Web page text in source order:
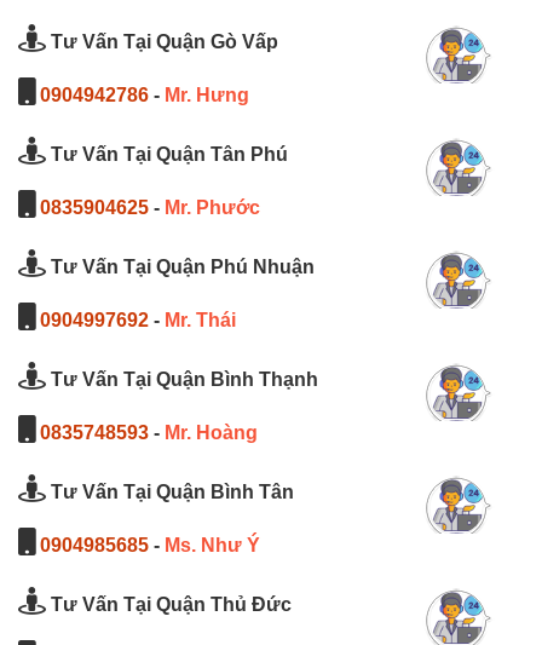
Tư Vấn Tại Quận Gò Vấp
0904942786 - Mr. Hưng
Tư Vấn Tại Quận Tân Phú
0835904625 - Mr. Phước
Tư Vấn Tại Quận Phú Nhuận
0904997692 - Mr. Thái
Tư Vấn Tại Quận Bình Thạnh
0835748593 - Mr. Hoàng
Tư Vấn Tại Quận Bình Tân
0904985685 - Ms. Như Ý
Tư Vấn Tại Quận Thủ Đức